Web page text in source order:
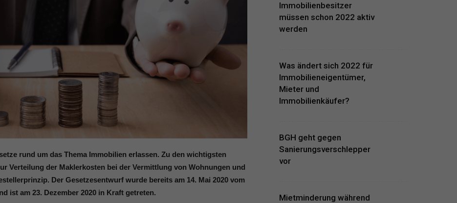
rund um das Thema Immobilien erlassen. Zu den wichtigsten
Verteilung der Maklerkosten bei der Vermittlung von Wohnungen und
Der Gesetzesentwurf wurde bereits am 14. Mai 2020 vom
ist am 23. Dezember 2020 in Kraft getreten.
Immobilienbesitzer
müssen schon 2022 aktiv
werden
Was ändert sich 2022 für
Immobilieneigentümer,
Mieter und
Immobilienkäufer?
BGH geht gegen
Sanierungsverschlepper
vor
Mietminderung während